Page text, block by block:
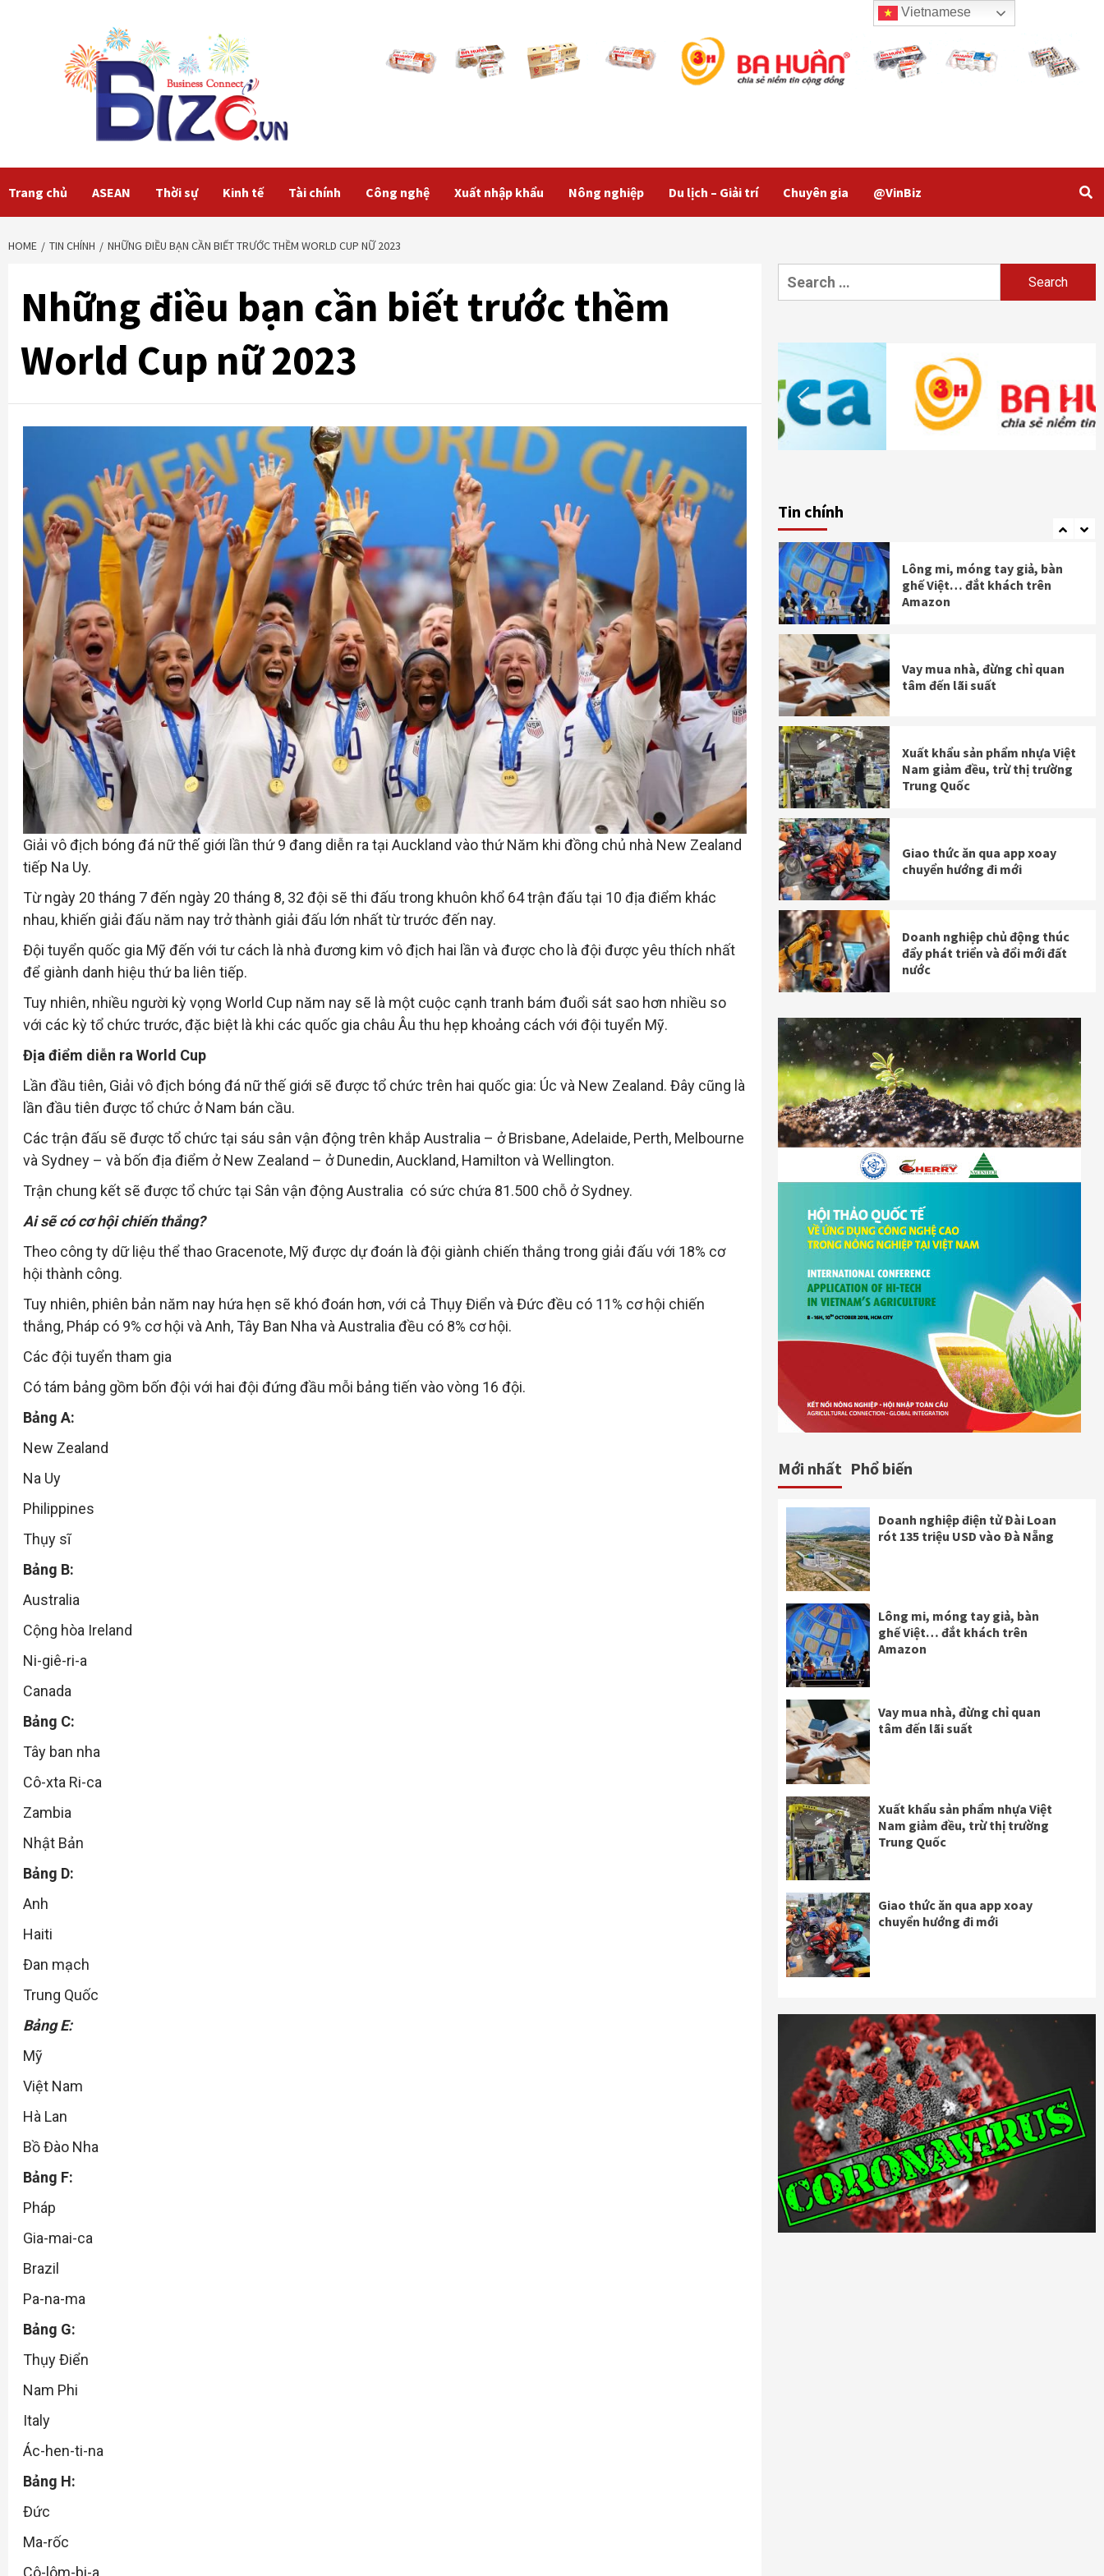
Trang chủ ASEAN Thời sự Kinh tế Tài chính Công nghệ Xuất nhập khẩu Nông nghiệp Du lịch – Giải trí Chuyên gia @VinBiz
HOME TIN CHÍNH NHỮNG ĐIỀU BẠN CẦN BIẾT TRƯỚC THỀM WORLD CUP NỮ 2023
Những điều bạn cần biết trước thềm
World Cup nữ 2023
Giải vô địch bóng đá nữ thế giới lần thứ 9 đang diễn ra tại Auckland vào thứ Năm khi đồng chủ nhà New Zealand
tiếp Na Uy.
Từ ngày 20 tháng 7 đến ngày 20 tháng 8, 32 đội sẽ thi đấu trong khuôn khổ 64 trận đấu tại 10 địa điểm khác
nhau, khiến giải đấu năm nay trở thành giải đấu lớn nhất từ trước đến nay.
Đội tuyển quốc gia Mỹ đến với tư cách là nhà đương kim vô địch hai lần và được cho là đội được yêu thích nhất
để giành danh hiệu thứ ba liên tiếp.
Tuy nhiên, nhiều người kỳ vọng World Cup năm nay sẽ là một cuộc cạnh tranh bám đuổi sát sao hơn nhiều so
với các kỳ tổ chức trước, đặc biệt là khi các quốc gia châu Âu thu hẹp khoảng cách với đội tuyển Mỹ.
Địa điểm diễn ra World Cup
Lần đầu tiên, Giải vô địch bóng đá nữ thế giới sẽ được tổ chức trên hai quốc gia: Úc và New Zealand. Đây cũng là
lần đầu tiên được tổ chức ở Nam bán cầu.
Các trận đấu sẽ được tổ chức tại sáu sân vận động trên khắp Australia – ở Brisbane, Adelaide, Perth, Melbourne
và Sydney – và bốn địa điểm ở New Zealand – ở Dunedin, Auckland, Hamilton và Wellington.
Trận chung kết sẽ được tổ chức tại Sân vận động Australia có sức chứa 81.500 chỗ ở Sydney.
Ai sẽ có cơ hội chiến thắng?
Theo công ty dữ liệu thể thao Gracenote, Mỹ được dự đoán là đội giành chiến thắng trong giải đấu với 18% cơ
hội thành công.
Tuy nhiên, phiên bản năm nay hứa hẹn sẽ khó đoán hơn, với cả Thụy Điển và Đức đều có 11% cơ hội chiến
thắng, Pháp có 9% cơ hội và Anh, Tây Ban Nha và Australia đều có 8% cơ hội.
Các đội tuyển tham gia
Có tám bảng gồm bốn đội với hai đội đứng đầu mỗi bảng tiến vào vòng 16 đội.
Bảng A:
New Zealand
Na Uy
Philippines
Thụy sĩ
Bảng B:
Australia
Cộng hòa Ireland
Ni-giê-ri-a
Canada
Bảng C:
Tây ban nha
Cô-xta Ri-ca
Zambia
Nhật Bản
Bảng D:
Anh
Haiti
Đan mạch
Trung Quốc
Bảng E:
Mỹ
Việt Nam
Hà Lan
Bồ Đào Nha
Bảng F:
Pháp
Gia-mai-ca
Brazil
Pa-na-ma
Bảng G:
Thụy Điển
Nam Phi
Italy
Ác-hen-ti-na
Bảng H:
Đức
Ma-rốc
Cô-lôm-bi-a
Search
for:
Tin chính
Vay mua nhà, đừng chỉ quan
tâm đến lãi suất
Tập đoàn Embraer cam kết
hỗ trợ ngành Hàng không
Việt Nam nâng cao năng lực
quản trị
Lông mi, móng tay giả, bàn
ghế Việt… đắt khách trên
Amazon
Vay mua nhà, đừng chỉ quan
tâm đến lãi suất
Xuất khẩu sản phẩm nhựa Việt
Nam giảm đều, trừ thị trường
Trung Quốc
Giao thức ăn qua app xoay
chuyển hướng đi mới
Doanh nghiệp chủ động thúc
đẩy phát triển và đổi mới đất
nước
Tập đoàn Embraer cam kết
hỗ trợ ngành Hàng không
Việt Nam nâng cao năng lực
quản trị
Doanh nghiệp điện tử Đài
Loan rót 135 triệu USD vào Đà
Lông mi, móng tay giả, bàn
ghế Việt… đắt khách trên
Amazon
Vay mua nhà, đừng chỉ quan
tâm đến lãi suất
Xuất khẩu sản phẩm nhựa Việt
Nam giảm đều, trừ thị trường
Trung Quốc
chuyển hướng đi mới
nước
quản trị
Mới nhất Phổ biến
Doanh nghiệp điện tử Đài Loan
rót 135 triệu USD vào Đà Nẵng
Lông mi, móng tay giả, bàn
ghế Việt… đắt khách trên
Amazon
Vay mua nhà, đừng chỉ quan
tâm đến lãi suất
Xuất khẩu sản phẩm nhựa Việt
Nam giảm đều, trừ thị trường
Trung Quốc
Giao thức ăn qua app xoay
chuyển hướng đi mới
Vietnamese